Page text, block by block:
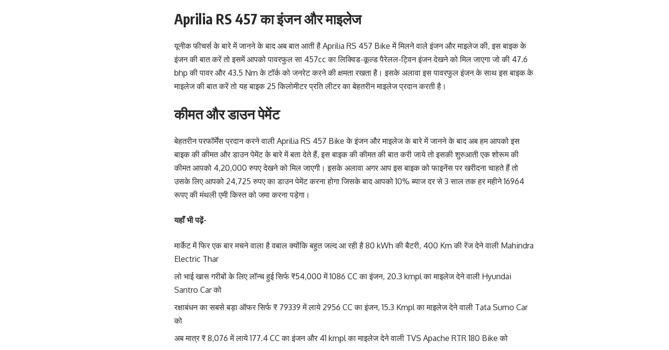
Aprilia RS 457 का इंजन और माइलेज
यूनीक फीचर्स के बारे में जानने के बाद अब बात आती है Aprilia RS 457 Bike में मिलने वाले इंजन और माइलेज की, इस बाइक के
इंजन की बात करें तो इसमें आपको पावरफुल सा 457cc का लिक्विड-कूल्ड पैरेलल-ट्विन इंजन देखने को मिल जाएगा जो की 47.6
bhp की पावर और 43.5 Nm के टॉर्क को जनरेट करने की क्षमता रखता है। इसके अलावा इस पावरफुल इंजन के साथ इस बाइक के
माइलेज की बात करें तो यह बाइक 25 किलोमीटर प्रति लीटर का बेहतरीन माइलेज प्रदान करती है।
कीमत और डाउन पेमेंट
बेहतरीन परफॉर्मेंस प्रदान करने वाली Aprilia RS 457 Bike के इंजन और माइलेज के बारे में जानने के बाद अब हम आपको इस
बाइक की कीमत और डाउन पेमेंट के बारे में बता देते हैं, इस बाइक की कीमत की बात करी जाये तो इसकी शुरुआती एक शोरूम की
कीमत आपको 4,20,000 रुपए देखने को मिल जाएगी। इसके अलावा अगर आप इस बाइक को फाइनेंस पर खरीदना चाहते हैं तो
उसके लिए आपको 24,725 रुपए का डाउन पेमेंट करना होगा जिसके बाद आपको 10% ब्याज दर से 3 साल तक हर महीने 16964
रूपए की मंथली एमी किस्त को जमा करना पड़ेगा।
यहाँ भी पढ़ें-
मार्केट में फिर एक बार मचने वाला है वबाल क्योंकि बहुत जल्द आ रही है 80 kWh की बैटरी, 400 Km की रेंज देने वाली Mahindra
Electric Thar
लो भाई खास गरीबों के लिए लॉन्च हुई सिर्फ ₹54,000 में 1086 CC का इंजन, 20.3 kmpl का माइलेज देने वाली Hyundai
Santro Car को
रक्षाबंधन का सबसे बड़ा ऑफर सिर्फ ₹ 79339 में लाये 2956 CC का इंजन, 15.3 Kmpl का माइलेज देने वाली Tata Sumo Car
को
अब मात्र ₹ 8,076 में लाये 177.4 CC का इंजन और 41 kmpl का माइलेज देने वाली TVS Apache RTR 180 Bike को